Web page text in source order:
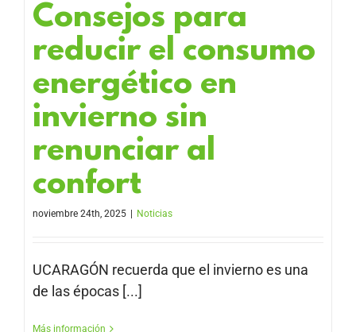
Consejos para
reducir el consumo
energético en
invierno sin
renunciar al
confort
noviembre 24th, 2025 Noticias
UCARAGÓN recuerda que el invierno es una
de las épocas [...]
Más información